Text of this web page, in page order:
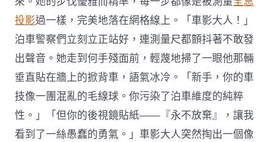
投影過一樣，完美地落在網格線上。「車影大人！」
泊車警察們立刻立正站好，連測量尺都顫抖著不敢發
出聲音。她走到何手殘面前，輕蔑地掃了一眼他那輛
垂直貼在牆上的掀背車，語氣冰冷。「新手，你的車
技像一團混亂的毛線球。你污染了泊車維度的純粹
性。」「但你的後視鏡貼紙——『永不放棄』，讓我
看到了一絲愚蠢的勇氣。」車影大人突然掏出一個像